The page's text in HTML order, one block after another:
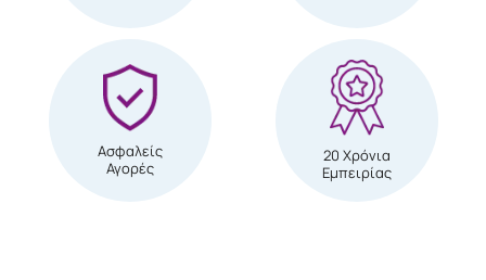
Ασφαλείς
Αγορές
20 Χρόνια
Εμπειρίας